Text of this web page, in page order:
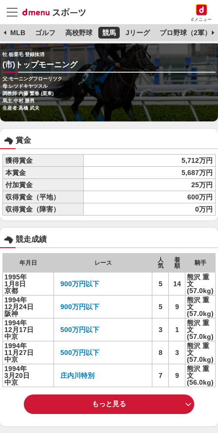
dメニュー
MLB ゴルフ 高校野球 競馬 Jリーグ プロ野球（2軍）
牡 栃栗毛 登録抹消
(市)トップモーニング
父:モーニングフローリツク
母:レツドキヤツスル
調教師:内藤 繁春 (栗東)
馬主:中村 勝男
生産者:高橋 武夫
賞金
獲得賞金
5,712万円
本賞金
5,687万円
付加賞金
25万円
収得賞金（平地）
600万円
収得賞金（障害）
0万円
競走成績
年月日 レース
人
気
着
順
騎手
1995年
1月8日
京都
900万円以下 5 14
熊沢 重
文
(57.0kg)
1994年
12月24日
阪神
900万円以下 5 9
熊沢 重
文
(57.0kg)
1994年
12月17日
中京
500万円以下 3 1
熊沢 重
文
(57.0kg)
1994年
11月27日
中京
500万円以下 8 3
熊沢 重
文
(57.0kg)
1994年
3月20日
中京
庄内川特別 7 9
熊沢 重
文
(56.0kg)
もっと見る